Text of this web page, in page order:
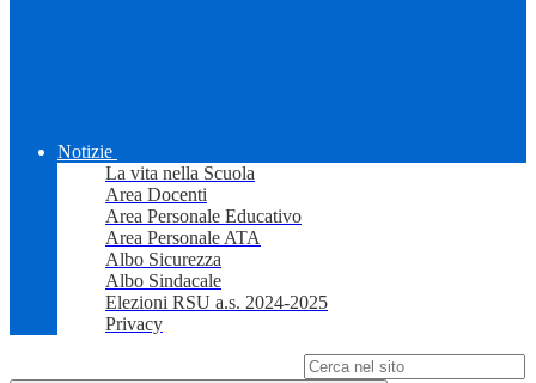
Notizie
La vita nella Scuola
Area Docenti
Area Personale Educativo
Area Personale ATA
Albo Sicurezza
Albo Sindacale
Elezioni RSU a.s. 2024-2025
Privacy